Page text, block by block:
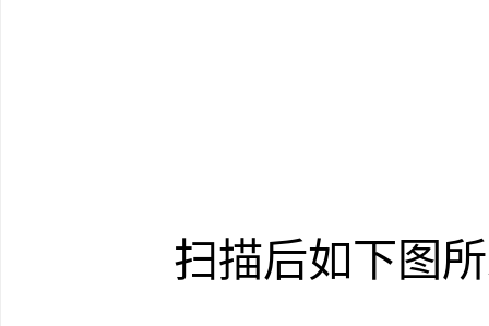
扫描后如下图